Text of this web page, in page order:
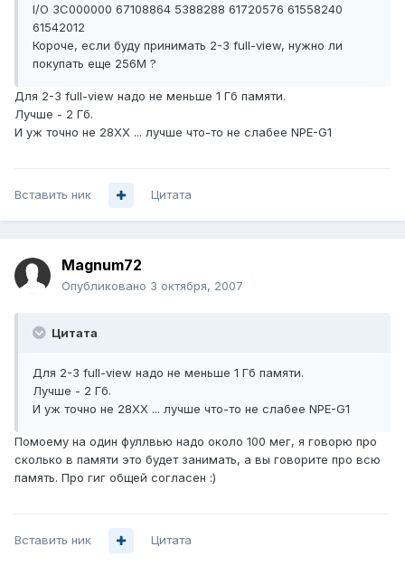
I/O 3C000000 67108864 5388288 61720576 61558240
61542012
Короче, если буду принимать 2-3 full-view, нужно ли
покупать еще 256M ?
Для 2-3 full-view надо не меньше 1 Гб памяти.
Лучше - 2 Гб.
И уж точно не 28XX ... лучше что-то не слабее NPE-G1
Вставить ник Цитата
Magnum72
Опубликовано 3 октября, 2007
Цитата
Для 2-3 full-view надо не меньше 1 Гб памяти.
Лучше - 2 Гб.
И уж точно не 28XX ... лучше что-то не слабее NPE-G1
Помоему на один фуллвью надо около 100 мег, я говорю про
сколько в памяти это будет занимать, а вы говорите про всю
память. Про гиг общей согласен :)
Вставить ник Цитата